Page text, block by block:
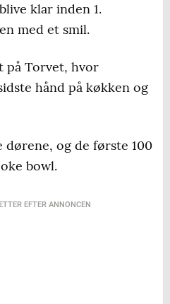
klar inden 1.
med et smil.
på Torvet, hvor
hånd på køkken og
dørene, og de første 100
bowl.
EFTER ANNONCEN